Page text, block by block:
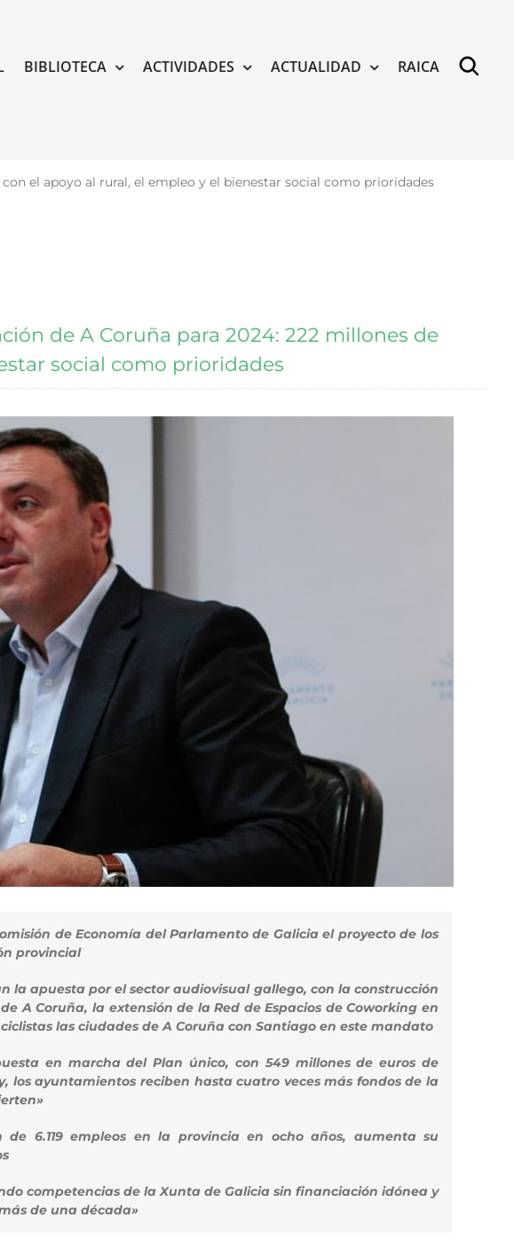
BIBLIOTECA ACTIVIDADES ACTUALIDAD RAICA
el apoyo al rural, el empleo y el bienestar social como prioridades
de A Coruña para 2024: 222 millones de
social como prioridades
de Economía del Parlamento de Galicia el proyecto de los
provincial
la apuesta por el sector audiovisual gallego, con la construcción
A Coruña, la extensión de la Red de Espacios de Coworking en
las ciudades de A Coruña con Santiago en este mandato
en marcha del Plan único, con 549 millones de euros de
los ayuntamientos reciben hasta cuatro veces más fondos de la
6.119 empleos en la provincia en ocho años, aumenta su
competencias de la Xunta de Galicia sin financiación idónea y
de una década»